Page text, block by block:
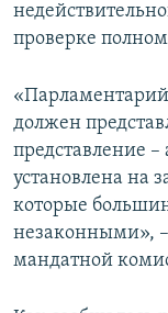
проверке
должен
представление –
установлена на
которые
незаконными»,
мандатной